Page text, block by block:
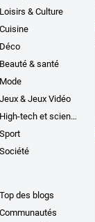
Loisirs & Culture
Cuisine
Déco
Beauté & santé
Mode
Jeux & Jeux Vidéo
High-tech et sciences
Sport
Société
Top des blogs
Communautés